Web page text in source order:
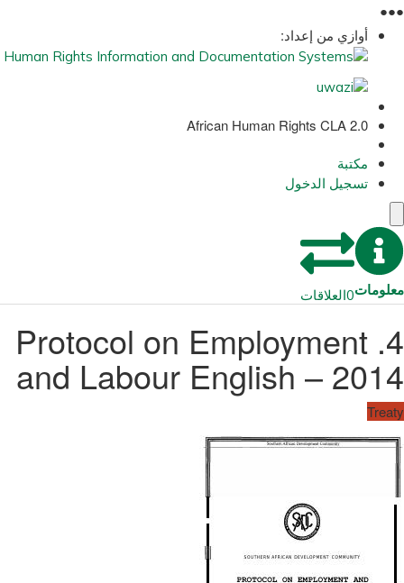
●
●
●
أوازي من إعداد:
African Human Rights CLA 2.0
مكتبة
تسجيل الدخول
معلومات0العلاقات
4. Protocol on Employment
and Labour English – 2014
Treaty